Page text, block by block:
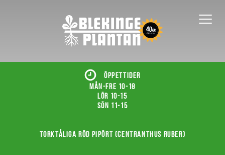
ÖPPETTIDER
Mån-fre 10-18
Lör 10-15
Sön 11-15
Torktåliga röd pipört (Centranthus ruber)